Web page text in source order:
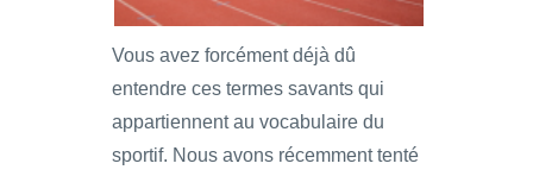
Vous avez forcément déjà dû
entendre ces termes savants qui
appartiennent au vocabulaire du
sportif. Nous avons récemment tenté